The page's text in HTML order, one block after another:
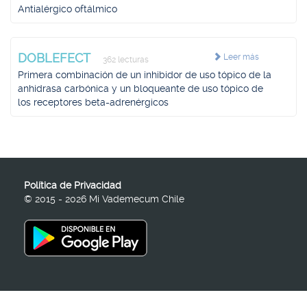
Antialérgico oftálmico
Leer más
DOBLEFECT 362 lecturas
Primera combinación de un inhibidor de uso tópico de la
anhidrasa carbónica y un bloqueante de uso tópico de
los receptores beta-adrenérgicos
Política de Privacidad
© 2015 - 2026 Mi Vademecum Chile